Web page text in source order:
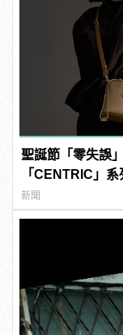
聖誕節「零失誤
「CENTRIC」
新聞